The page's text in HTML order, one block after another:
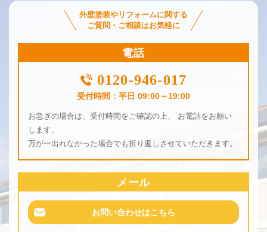
外壁塗装やリフォームに関する
ご質問・ご相談はお気軽に
電話
0120-946-017
受付時間：平日 09:00～19:00
お急ぎの場合は、受付時間をご確認の上、 お電話をお願い
します。
万が一出れなかった場合でも折り返しさせていただきます。
メール
お問い合わせはこちら